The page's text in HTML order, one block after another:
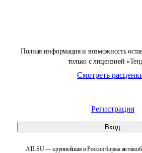
Полная информация и возможность
только с лицензией
Смотреть
Регистрация
Вход
ATI.SU — крупнейшая в России биржа